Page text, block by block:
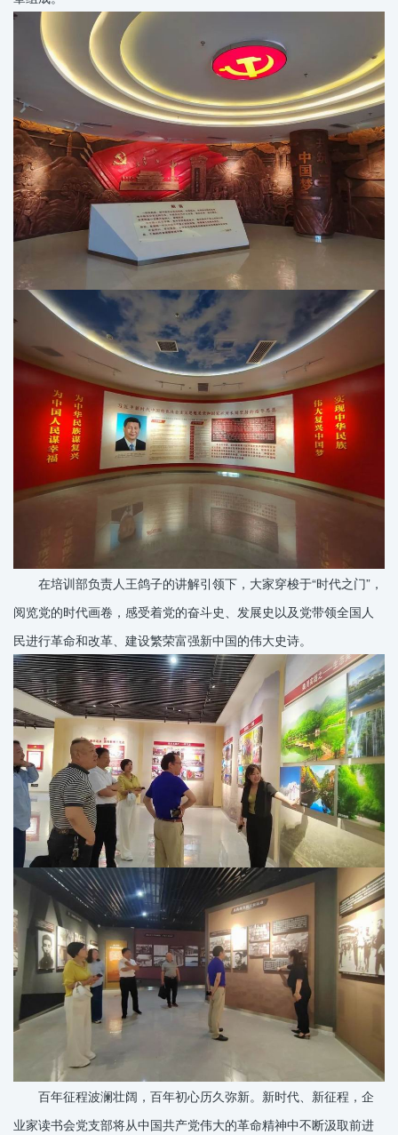
在培训部负责人王鸽子的讲解引领下，大家穿梭于“时代之门”，
阅览党的时代画卷，感受着党的奋斗史、发展史以及党带领全国人
民进行革命和改革、建设繁荣富强新中国的伟大史诗。
百年征程波澜壮阔，百年初心历久弥新。新时代、新征程，企
业家读书会党支部将从中国共产党伟大的革命精神中不断汲取前进